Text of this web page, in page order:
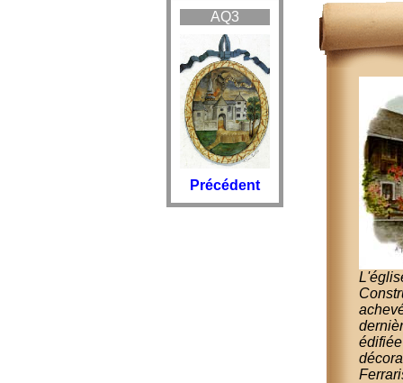
AQ3
Précédent